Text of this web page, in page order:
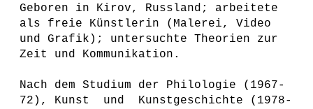
Geboren in Kirov, Russland; arbeitete
als freie Künstlerin (Malerei, Video
und Grafik); untersuchte Theorien zur
Zeit und Kommunikation.
Nach dem Studium der Philologie (1967-
72), Kunst und Kunstgeschichte (1978-